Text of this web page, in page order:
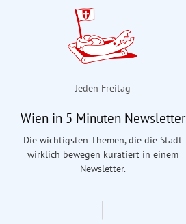
Jeden Freitag
Wien in 5 Minuten Newsletter
Die wichtigsten Themen, die die Stadt
wirklich bewegen kuratiert in einem
Newsletter.